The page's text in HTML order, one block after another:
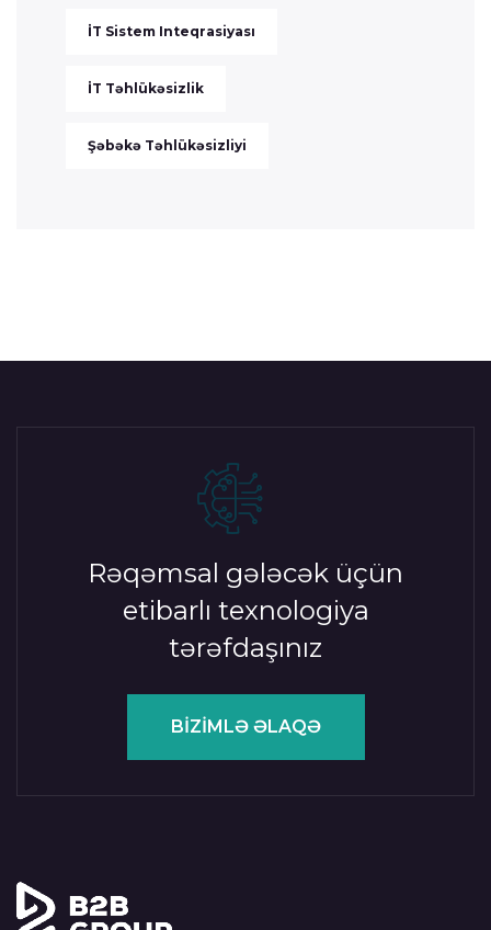
İT Sistem Inteqrasiyası
İT Təhlükəsizlik
Şəbəkə Təhlükəsizliyi
Rəqəmsal gələcək üçün
etibarlı texnologiya
tərəfdaşınız
BİZİMLƏ ƏLAQƏ